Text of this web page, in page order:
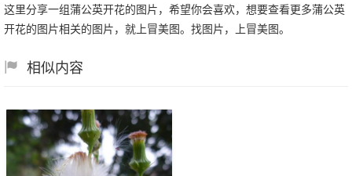
这里分享一组蒲公英开花的图片，希望你会喜欢，想要查看更多蒲公英
开花的图片相关的图片，就上冒美图。找图片，上冒美图。
相似内容